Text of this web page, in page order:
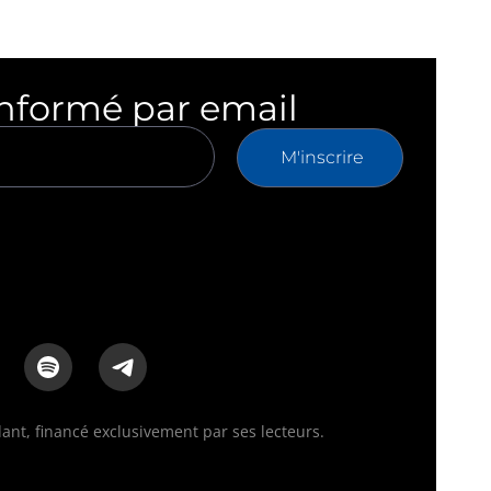
par email
M'inscrire
financé exclusivement par ses lecteurs.